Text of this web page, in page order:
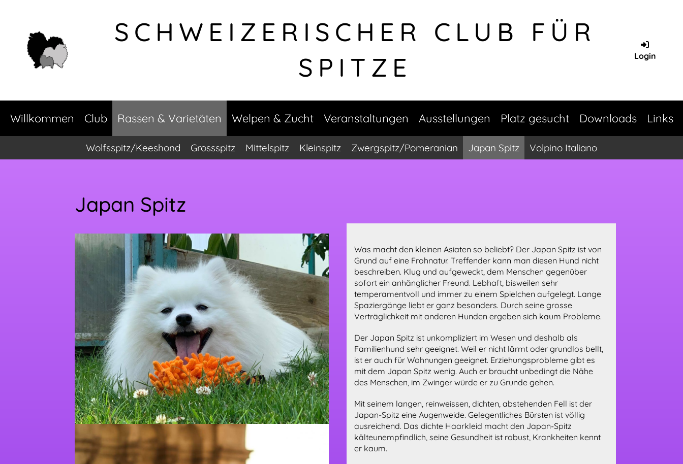
SCHWEIZERISCHER CLUB FÜR
SPITZE
Login
Willkommen Club Rassen & Varietäten Welpen & Zucht Veranstaltungen Ausstellungen Platz gesucht Downloads Links
Wolfsspitz/Keeshond Grossspitz Mittelspitz Kleinspitz Zwergspitz/Pomeranian Japan Spitz Volpino Italiano
Japan Spitz
Was macht den kleinen Asiaten so beliebt? Der Japan Spitz ist von
Grund auf eine Frohnatur. Treffender kann man diesen Hund nicht
beschreiben. Klug und aufgeweckt, dem Menschen gegenüber
sofort ein anhänglicher Freund. Lebhaft, bisweilen sehr
temperamentvoll und immer zu einem Spielchen aufgelegt. Lange
Spaziergänge liebt er ganz besonders. Durch seine grosse
Verträglichkeit mit anderen Hunden ergeben sich kaum Probleme.
Der Japan Spitz ist unkompliziert im Wesen und deshalb als
Familienhund sehr geeignet. Weil er nicht lärmt oder grundlos bellt,
ist er auch für Wohnungen geeignet. Erziehungsprobleme gibt es
mit dem Japan Spitz wenig. Auch er braucht unbedingt die Nähe
des Menschen, im Zwinger würde er zu Grunde gehen.
Mit seinem langen, reinweissen, dichten, abstehenden Fell ist der
Japan-Spitz eine Augenweide. Gelegentliches Bürsten ist völlig
ausreichend. Das dichte Haarkleid macht den Japan-Spitz
kälteunempfindlich, seine Gesundheit ist robust, Krankheiten kennt
er kaum.